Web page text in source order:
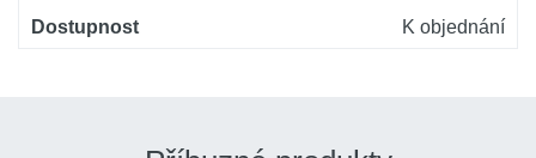
Dostupnost
K objednání